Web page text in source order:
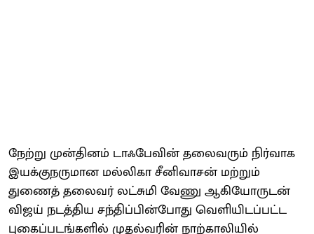
நேற்று முன்தினம் டாஃபே​வின் தலை​வரும் நிர்​வாக
இயக்​குநரு​மான மல்​லிகா சீனி​வாசன் மற்​றும்
துணைத் தலை​வர் லட்​சுமி வேணு ஆகியோ​ருடன்
விஜய் நடத்​திய சந்​திப்​பின்​போது வெளி​யிடப்​பட்ட
புகைப்​படங்​களில் முதல்​வரின் நாற்​காலி​யில்